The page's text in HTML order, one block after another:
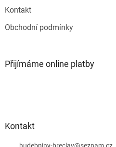
Kontakt
Obchodní podmínky
Přijímáme online platby
Kontakt